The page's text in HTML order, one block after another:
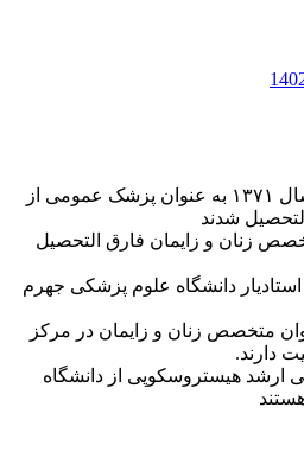
خانم دکتر زهرا زارعیان در سال ۱۳۷۱ به عنوان پزشک عمومی از
شدند
عنوان متخصص زنان و زایمان فارق التحصیل
ایشان از سال ۱۳۷۶ تا ۱۳۸۴ استادیار دانشگاه علوم پزشکی جهرم
به عنوان متخصص زنان و زایمان در مرکز
ارشد هیستروسکوپی از دانشگاه